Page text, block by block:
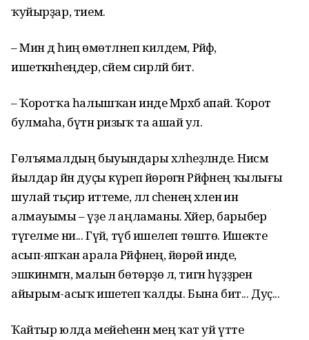
ҡуйырҙар, тием.
– Мин дә һиңә өмөтләнеп килдем, Рәйфә,
ишеткәнһеңдер, әсәйем сирләй бит.
– Ҡоротҡа һалышҡан инде Мәрхәбә апай. Ҡорот
булмаһа, бүтән ризыҡ та ашай ул.
Гөлъямалдың быуындары хәлһеҙләнде. Нисәмә
йылдар йән дуҫы күреп йөрөгән Рәйфәнең ҡылығы
шулай тәьҫир иттеме, әллә әсәһенең хәленә инә
алмауымы – үҙе лә аңламаны. Хәйер, барыбер
түгелме ни... Гүйә, түбә ишелеп төштө. Ишекте
асып-япҡан арала Рәйфәнең, йөрөй инде,
эшкинмәгән, малын бөтөрҙө лә, тигән һүҙҙәрен
айырым-асыҡ ишетеп ҡалды. Бына бит... Дуҫ...
Ҡайтыр юлда мейеһенән мең ҡат уй үтте